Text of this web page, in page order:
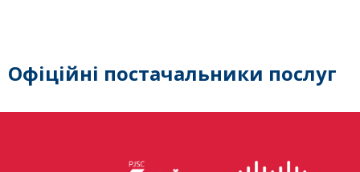
Офіційні постачальники послуг